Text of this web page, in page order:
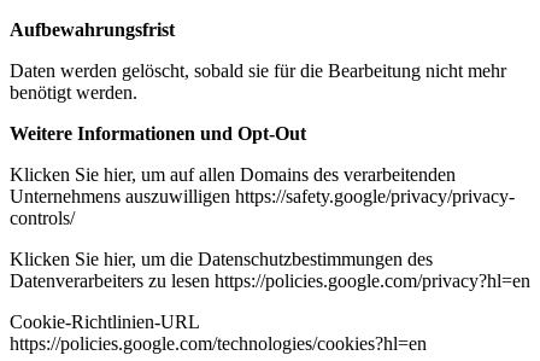
Aufbewahrungsfrist
Daten werden gelöscht, sobald sie für die Bearbeitung nicht mehr
benötigt werden.
Weitere Informationen und Opt-Out
Klicken Sie hier, um auf allen Domains des verarbeitenden
Unternehmens auszuwilligen https://safety.google/privacy/privacy-
controls/
Klicken Sie hier, um die Datenschutzbestimmungen des
Datenverarbeiters zu lesen https://policies.google.com/privacy?hl=en
Cookie-Richtlinien-URL
https://policies.google.com/technologies/cookies?hl=en